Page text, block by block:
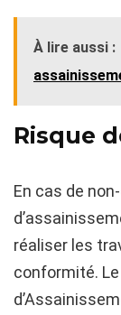
À lire aussi :
Risque
En cas de
réaliser les
conformité. Le